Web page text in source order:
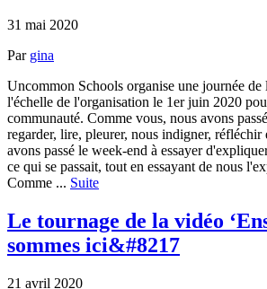
31 mai 2020
Par gina
Uncommon Schools organise une journée de
l'échelle de l'organisation le 1er juin 2020
communauté. Comme vous, nous avons
regarder, lire, pleurer, nous indigner, réfléchir
avons passé le week-end à essayer
ce qui se passait, tout en essayant de nous
Comme ... Suite
Le tournage de la vidéo
sommes ici&#8217
21 avril 2020